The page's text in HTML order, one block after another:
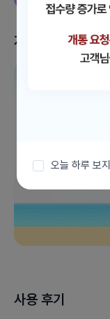
사용 후기
지금 받을 수 있
오늘 하루 보지